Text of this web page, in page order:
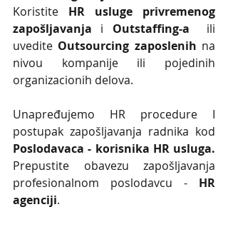
Koristite HR usluge privremenog
zapošljavanja i Outstaffing-a
  ili
uvedite Outsourcing zaposlenih na
nivou kompanije ili pojedinih
organizacionih delova.
Unapređujemo HR procedure I
Prepustite obavezu zapošljavanja
profesionalnom poslodavcu - HR
agenciji.